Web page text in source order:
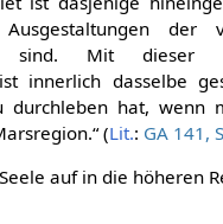
der
sind. Mit dieser
innerlich dasselbe
durchleben hat, wenn
(Lit.: GA 141,
auf in die höheren